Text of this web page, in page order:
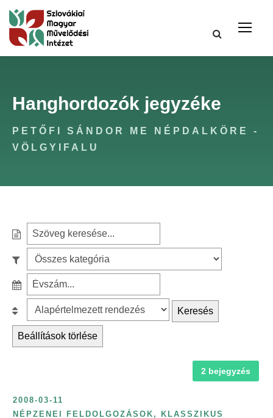
Hanghordozók jegyzéke
PETŐFI SÁNDOR ME NÉPDALKÖRE -
VÖLGYIFALU
e
c
f
o
z
é
s
e
z
é
v
s
e
s
l
Keresés
Beállítások törlése
2 bejegyzés
2008-03-11
NÉPZENEI FELDOLGOZÁSOK, KLASSZIKUS